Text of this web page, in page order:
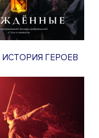
ИСТОРИЯ ГЕРОЕВ